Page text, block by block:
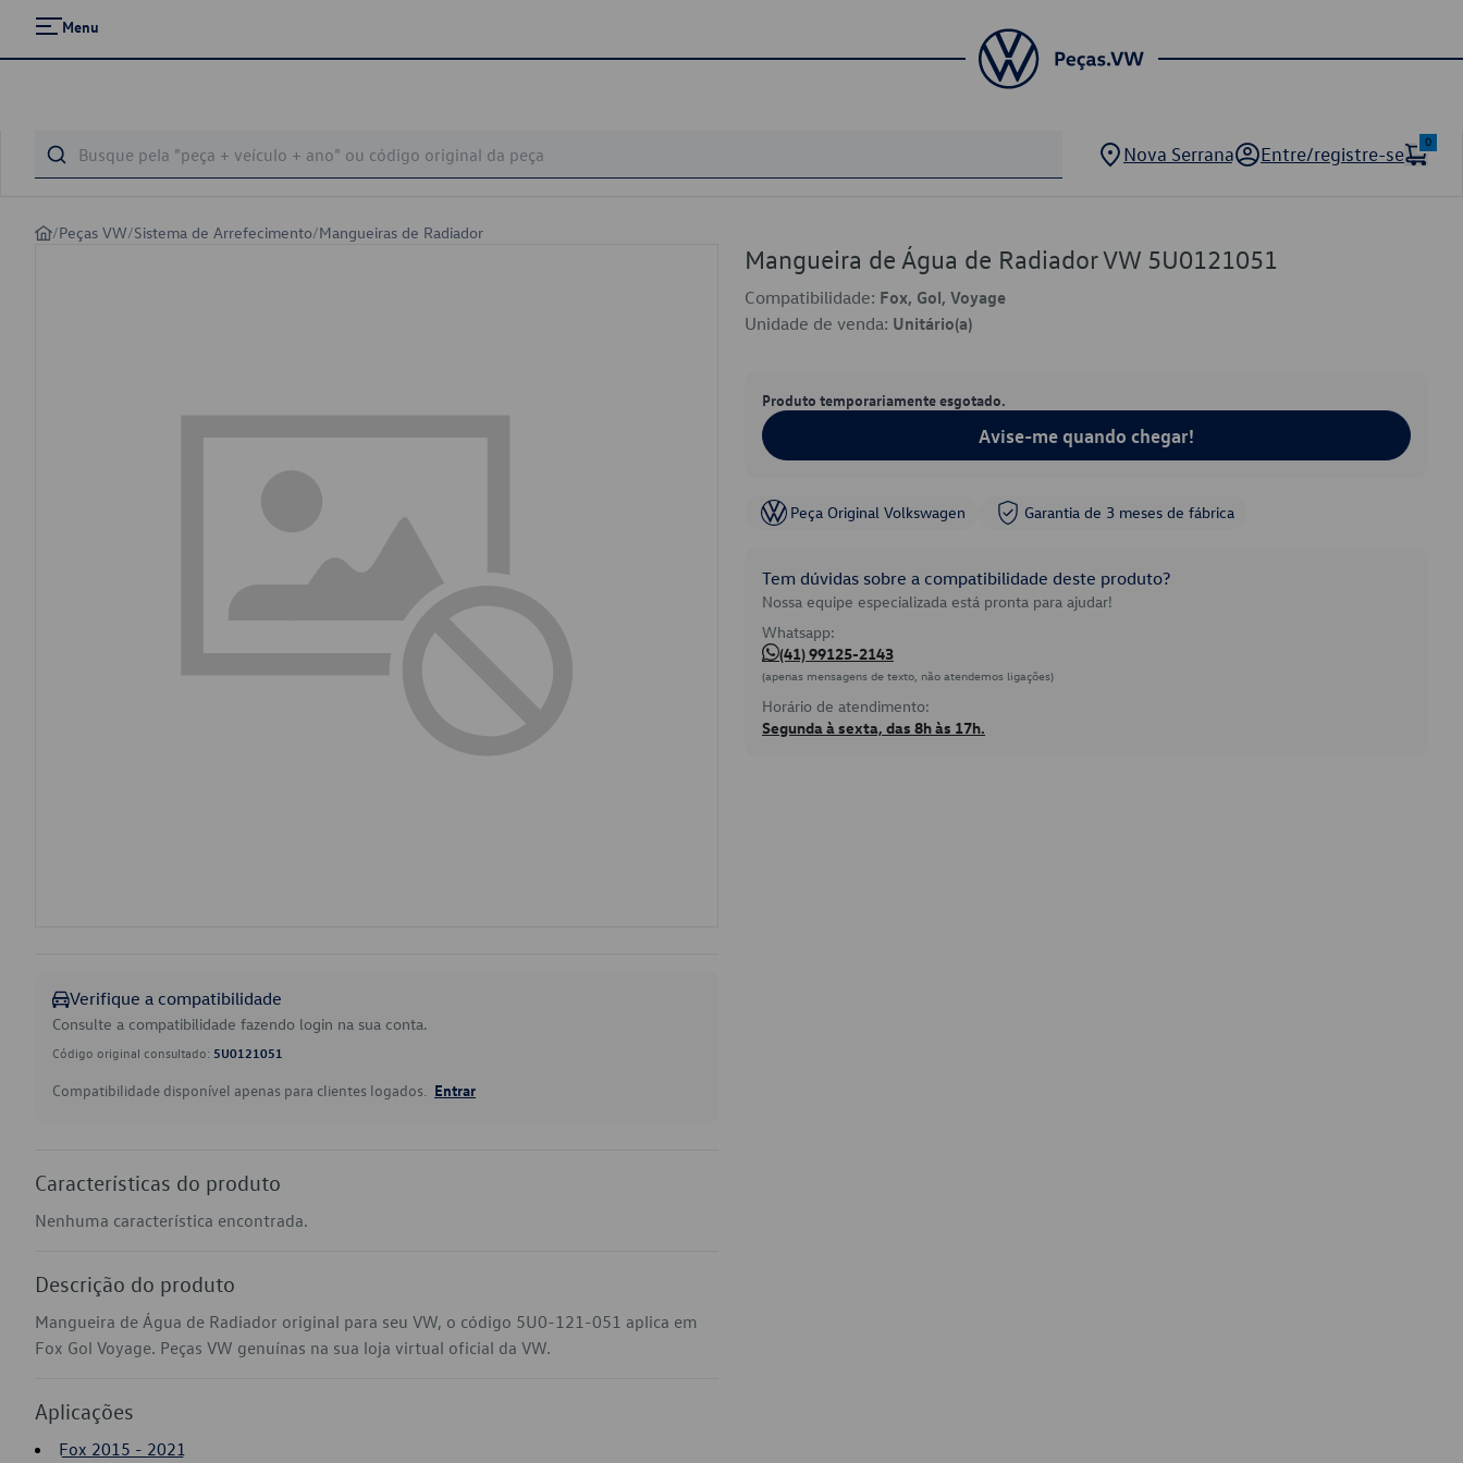
Menu
Nova Serrana Entre/registre-se
0
/Peças VW/Sistema de Arrefecimento/Mangueiras de Radiador
Verifique a compatibilidade
Consulte a compatibilidade fazendo login na sua conta.
Código original consultado: 5U0121051
Compatibilidade disponível apenas para clientes logados. Entrar
Características do produto
Nenhuma característica encontrada.
Descrição do produto
Mangueira de Água de Radiador original para seu VW, o código 5U0-121-051 aplica em
Fox Gol Voyage. Peças VW genuínas na sua loja virtual oficial da VW.
Aplicações
Fox 2015 - 2021
Mangueira de Água de Radiador VW 5U0121051
Compatibilidade: Fox, Gol, Voyage
Unidade de venda: Unitário(a)
Produto temporariamente esgotado.
Avise-me quando chegar!
Peça Original Volkswagen Garantia de 3 meses de fábrica
Tem dúvidas sobre a compatibilidade deste produto?
Nossa equipe especializada está pronta para ajudar!
Whatsapp:
(41) 99125-2143
(apenas mensagens de texto, não atendemos ligações)
Horário de atendimento:
Segunda à sexta, das 8h às 17h.